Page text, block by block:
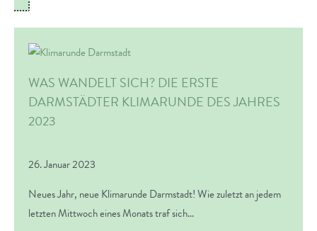
WAS WANDELT SICH? DIE ERSTE
DARMSTÄDTER KLIMARUNDE DES JAHRES
2023
26. Januar 2023
Neues Jahr, neue Klimarunde Darmstadt! Wie zuletzt an jedem
letzten Mittwoch eines Monats traf sich…